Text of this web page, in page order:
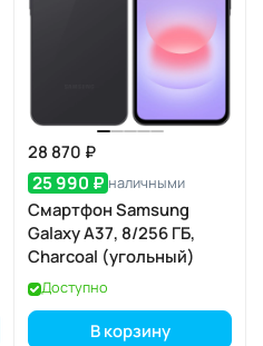
28 870 ₽
25 990 ₽ наличными
Смартфон Samsung
Galaxy A37, 8/256 ГБ,
Charcoal (угольный)
Доступно
В корзину